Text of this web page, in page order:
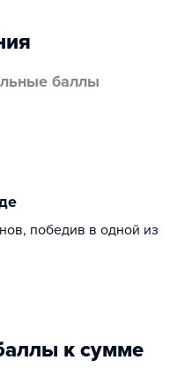
баллы
победив в одной из
к сумме